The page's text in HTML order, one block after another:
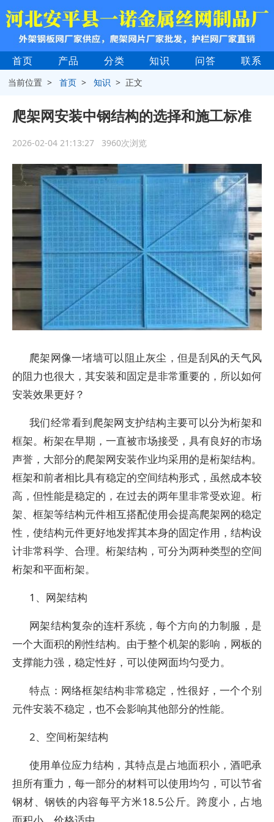
首页 产品 分类 知识 问答 联系
当前位置 >首页 >知识 > 正文
爬架网安装中钢结构的选择和施工标准
2026-02-04 21:13:27 3960次浏览
爬架网像一堵墙可以阻止灰尘，但是刮风的天气风
的阻力也很大，其安装和固定是非常重要的，所以如何
安装效果更好？
我们经常看到爬架网支护结构主要可以分为桁架和
框架。桁架在早期，一直被市场接受，具有良好的市场
声誉，大部分的爬架网安装作业均采用的是桁架结构。
框架和前者相比具有稳定的空间结构形式，虽然成本较
高，但性能是稳定的，在过去的两年里非常受欢迎。桁
架、框架等结构元件相互搭配使用会提高爬架网的稳定
性，使结构元件更好地发挥其本身的固定作用，结构设
计非常科学、合理。桁架结构，可分为两种类型的空间
桁架和平面桁架。
1、网架结构
网架结构复杂的连杆系统，每个方向的力制服，是
一个大面积的刚性结构。由于整个机架的影响，网板的
支撑能力强，稳定性好，可以使网面均匀受力。
特点：网络框架结构非常稳定，性很好，一个个别
元件安装不稳定，也不会影响其他部分的性能。
2、空间桁架结构
使用单位应力结构，其特点是占地面积小，酒吧承
担所有重力，每一部分的材料可以使用均匀，可以节省
钢材、钢铁的内容每平方米18.5公斤。跨度小，占地